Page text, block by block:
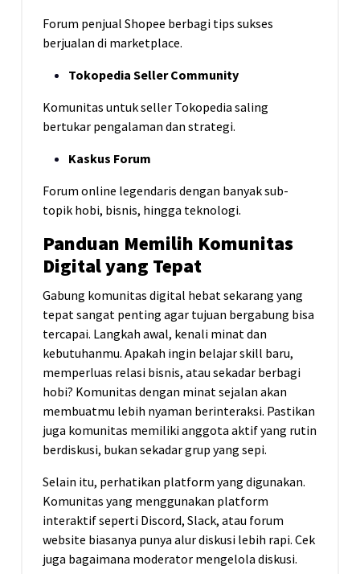
Forum penjual Shopee berbagi tips sukses
berjualan di marketplace.
Tokopedia Seller Community
Komunitas untuk seller Tokopedia saling
bertukar pengalaman dan strategi.
Kaskus Forum
Forum online legendaris dengan banyak sub-
topik hobi, bisnis, hingga teknologi.
Panduan Memilih Komunitas
Digital yang Tepat
Gabung komunitas digital hebat sekarang yang
tepat sangat penting agar tujuan bergabung bisa
tercapai. Langkah awal, kenali minat dan
kebutuhanmu. Apakah ingin belajar skill baru,
memperluas relasi bisnis, atau sekadar berbagi
hobi? Komunitas dengan minat sejalan akan
membuatmu lebih nyaman berinteraksi. Pastikan
juga komunitas memiliki anggota aktif yang rutin
berdiskusi, bukan sekadar grup yang sepi.
Selain itu, perhatikan platform yang digunakan.
Komunitas yang menggunakan platform
interaktif seperti Discord, Slack, atau forum
website biasanya punya alur diskusi lebih rapi. Cek
juga bagaimana moderator mengelola diskusi.